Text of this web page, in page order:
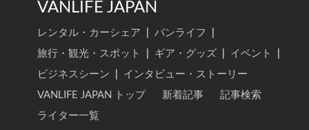
VANLIFE JAPAN
レンタル・カーシェア バンライフ
旅行・観光・スポット
ギア・グッズ イベント
ビジネスシーン
インタビュー・ストーリー
VANLIFE JAPAN トップ
新着記事
記事検索
ライター一覧